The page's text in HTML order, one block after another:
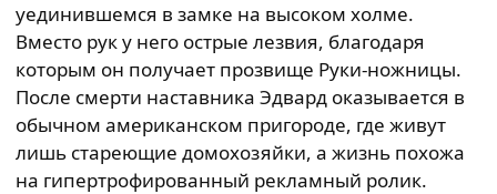
уединившемся в замке на высоком холме.
Вместо рук у него острые лезвия, благодаря
которым он получает прозвище Руки-ножницы.
После смерти наставника Эдвард оказывается в
обычном американском пригороде, где живут
лишь стареющие домохозяйки, а жизнь похожа
на гипертрофированный рекламный ролик.